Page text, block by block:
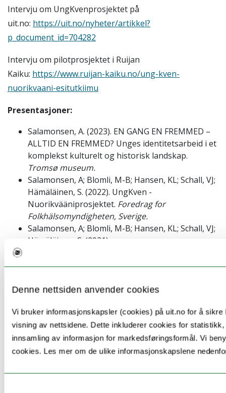
Denne nettsiden anvender cookies
Vi bruker informasjonskapsler (cookies) på uit.no for å
visning av nettsidene. Dette inkluderer cookies for
innsamling av informasjon for markedsføringsformål. Vi
cookies. Les mer om de ulike informasjonskapslene
Intervju om UngKvenprosjektet på
uit.no: https://uit.no/nyheter/artikkel?
p_document_id=704282
Intervju om pilotprosjektet i Ruijan
Kaiku: https://www.ruijan-kaiku.no/ung-kven-
nuorikvaani-esitutkiimu
Presentasjoner:
Salamonsen, A. (2023). EN GANG EN FREMMED –
ALLTID EN FREMMED? Unges identitetsarbeid i et
komplekst kulturelt og historisk landskap.
Tromsø museum.
Salamonsen, A; Blomli, M-B; Hansen, KL; Schall, VJ;
Hämäläinen, S. (2022). UngKven -
Nuorikvääniprosjektet. Foredrag for
Folkhälsomyndigheten, Sverige.
Salamonsen, A; Blomli, M-B; Hansen, KL; Schall, VJ;
Hämäläinen, S. (2021)
prosjekti - UngKven-prosjektet.Kvenseminaret
Salamonsen, A; Blomli, M-B; Hämäläinen, S. (2021)
til åpningen av Vadsø museum – Ruija
kvenmuseum.Åpning og fagseminar Vadsø
museum – Ruija kvenmuseum.